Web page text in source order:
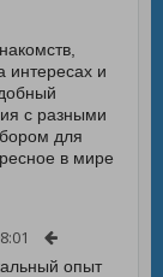
интересах и
с разными
для
в мире
опыт